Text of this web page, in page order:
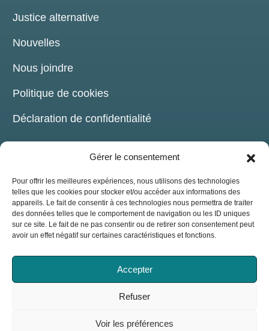
Gérer le consentement
Pour offrir les meilleures expériences, nous utilisons des technologies
telles que les cookies pour stocker et/ou accéder aux informations des
appareils. Le fait de consentir à ces technologies nous permettra de traiter
des données telles que le comportement de navigation ou les ID uniques
sur ce site. Le fait de ne pas consentir ou de retirer son consentement peut
avoir un effet négatif sur certaines caractéristiques et fonctions.
Accepter
Refuser
Voir les préférences
Justice alternative
Nouvelles
Nous joindre
Politique de cookies
Déclaration de confidentialité
COORDONNÉES
209, chemin de la Grande-Côte Boisbriand,
(Québec) J7G 1B6
info@assojaq.org